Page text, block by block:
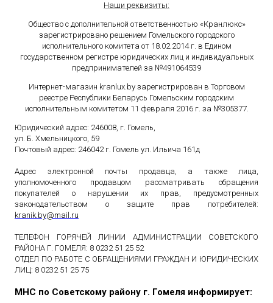
Наши реквизиты:
Общество с дополнительной ответственностью «Кранлюкс»
зарегистрировано решением Гомельского городского
исполнительного комитета от 18.02.2014 г. в Едином
государственном регистре юридических лиц и индивидуальных
предпринимателей за №491064539
Интернет-магазин kranlux.by зарегистрирован в Торговом
реестре Республики Беларусь Гомельским городским
исполнительным комитетом 11 февраля 2016 г. за №305377.
Юридический адрес: 246008, г. Гомель,
ул. Б. Хмельницкого, 59
Почтовый адрес: 246042 г. Гомель ул. Ильича 161д
Адрес электронной почты продавца, а также лица,
уполномоченного продавцом рассматривать обращения
покупателей о нарушении их прав, предусмотренных
законодательством о защите прав потребителей:
kranik.by@mail .ru
ТЕЛЕФОН ГОРЯЧЕЙ ЛИНИИ АДМИНИСТРАЦИИ СОВЕТСКОГО
РАЙОНА Г. ГОМЕЛЯ: 8 0232 51 25 52
ОТДЕЛ ПО РАБОТЕ С ОБРАЩЕНИЯМИ ГРАЖДАН И ЮРИДИЧЕСКИХ
ЛИЦ: 8 0232 51 25 75
МНС по Советскому району г. Гомеля информирует: